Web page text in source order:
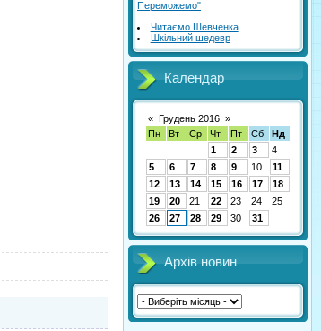
Переможемо"
Читаємо Шевченка
Шкільний шедевр
Календар
« Грудень 2016 »
Пн
Вт Ср Чт Пт Сб
Нд
1
2 3
4
5
6 7 8 9 10
11
12
13 14 15 16 17
18
19
20 21 22 23 24
25
26
27 28 29 30 31
Архів новин